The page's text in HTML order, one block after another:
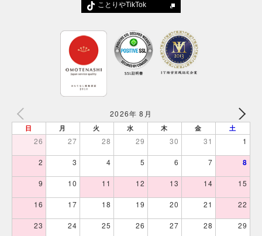
ことりやTikTok
2026年 8月
日 月 火 水 木 金 土
26 27 28 29 30 31 1
2 3 4 5 6 7 8
9 10 11 12 13 14 15
16 17 18 19 20 21 22
23 24 25 26 27 28 29